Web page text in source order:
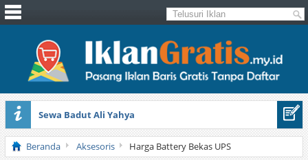
Sewa Badut Ali Yahya
Honda Brio 1.3 E AT CBU 2012 Putih
Beranda Aksesoris Harga Battery Bekas UPS